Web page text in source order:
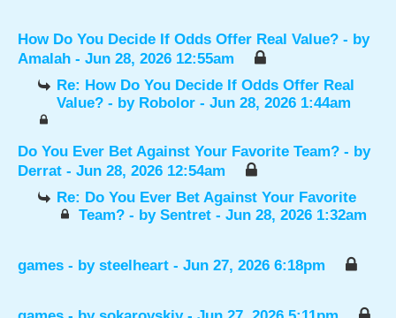
How Do You Decide If Odds Offer Real Value? - by
Amalah - Jun 28, 2026 12:55am
Re: How Do You Decide If Odds Offer Real
Value? - by Robolor - Jun 28, 2026 1:44am
Do You Ever Bet Against Your Favorite Team? - by
Derrat - Jun 28, 2026 12:54am
Re: Do You Ever Bet Against Your Favorite
Team? - by Sentret- Jun 28, 2026 1:32am
games - by steelheart - Jun 27, 2026 6:18pm